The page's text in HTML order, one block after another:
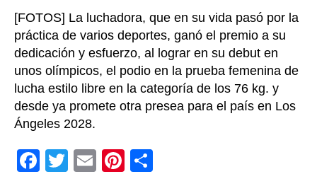
[FOTOS] La luchadora, que en su vida pasó por la
práctica de varios deportes, ganó el premio a su
dedicación y esfuerzo, al lograr en su debut en
unos olímpicos, el podio en la prueba femenina de
lucha estilo libre en la categoría de los 76 kg. y
desde ya promete otra presea para el país en Los
Ángeles 2028.
F
T
E
Pi